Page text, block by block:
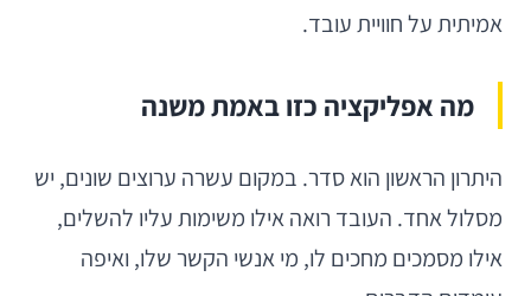
אמיתית על חוויית עובד.
מה אפליקציה כזו באמת משנה
היתרון הראשון הוא סדר. במקום עשרה ערוצים שונים, יש
מסלול אחד. העובד רואה אילו משימות עליו להשלים,
אילו מסמכים מחכים לו, מי אנשי הקשר שלו, ואיפה